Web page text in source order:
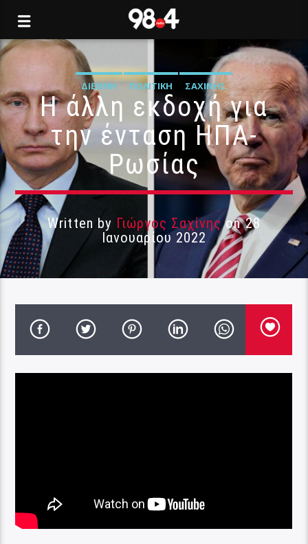
ΔΙΕΘΝΉ ΠΟΛΙΤΙΚΉ ΣΑΧΊΝΗΣ
Η άλλη εκδοχή για
την ένταση ΗΠΑ-
Ρωσίας
Written by Γιώργος Σαχίνηςon 28
Ιανουαρίου 2022